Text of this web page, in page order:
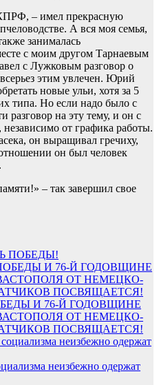
– имел прекрасную
А вся моя семья,
занималась
с моим другом Тарнаевым
с Лужковым разговор о
этим увлечен. Юрий
новые ульи, хотя за 5
типа. Но если надо было с
разговор на эту тему, и он с
от графика работы.
он выращивал гречиху,
он был человек
– так завершил свое
ПОБЕДЫ!
И 76-Й ГОДОВЩИНЕ
ОТ НЕМЕЦКО-
ПОСВЯЩАЕТСЯ!
неизбежно одержат